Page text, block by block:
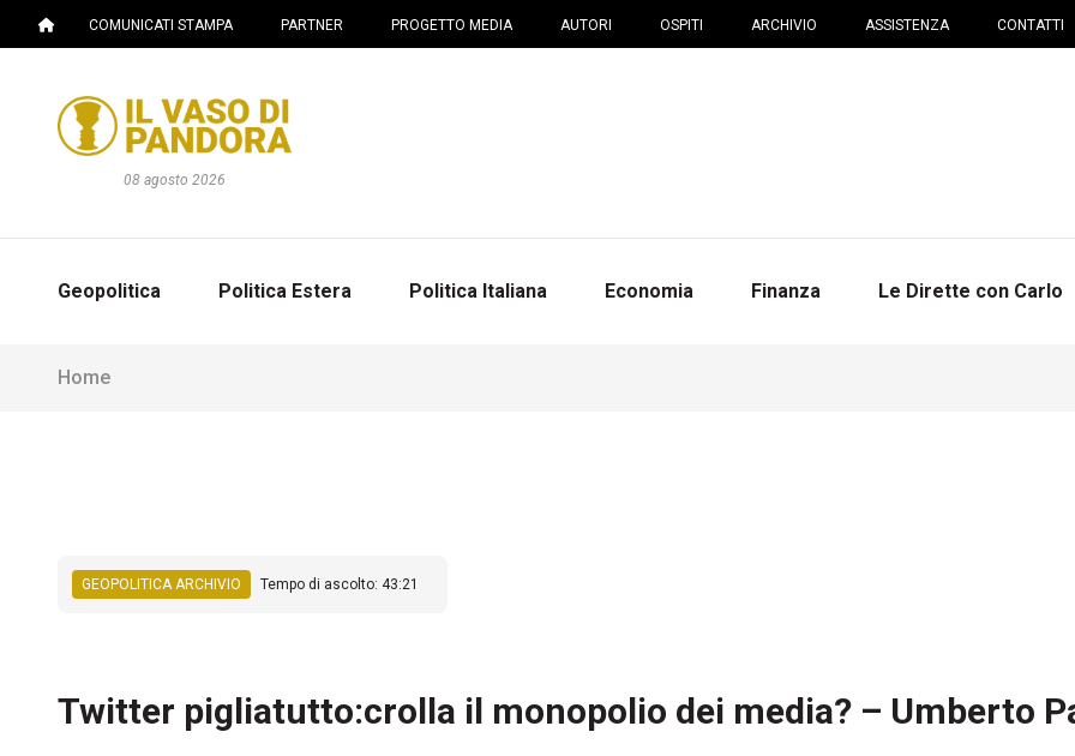
COMUNICATI STAMPA PARTNER PROGETTO MEDIA AUTORI OSPITI ARCHIVIO ASSISTENZA CONTATTI
08 agosto 2026
Geopolitica Politica Estera Politica Italiana Economia Finanza Le Dirette con Carlo
Home
GEOPOLITICA ARCHIVIO Tempo di ascolto: 43:21
Twitter pigliatutto:crolla il monopolio dei media? – Umberto